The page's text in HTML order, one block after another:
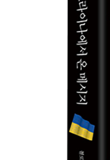
우크라이나입니다